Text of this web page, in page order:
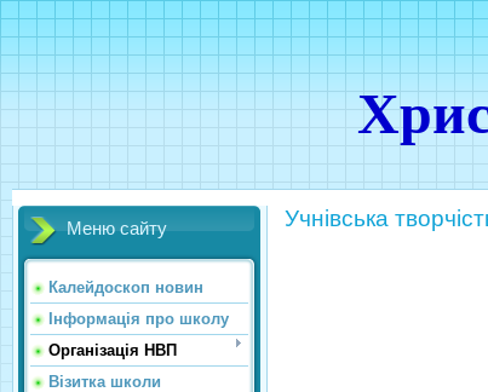
Меню сайту
Калейдоскоп новин
Інформація про школу
Організація НВП
Візитка школи
Учнівська